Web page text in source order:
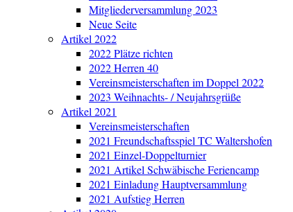
Mitgliederversammlung 2023
Neue Seite
Artikel 2022
2022 Plätze richten
2022 Herren 40
Vereinsmeisterschaften im Doppel 2022
2023 Weihnachts- / Neujahrsgrüße
Artikel 2021
Vereinsmeisterschaften
2021 Freundschaftsspiel TC Waltershofen
2021 Einzel-Doppelturnier
2021 Artikel Schwäbische Feriencamp
2021 Einladung Hauptversammlung
2021 Aufstieg Herren